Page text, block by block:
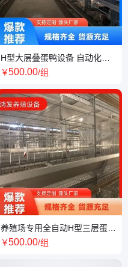
H型大层叠蛋鸭设备 自动化养
鸡一万只笼养系统
￥500.00/组
养殖场专用全自动H型三层蛋鸡
笼带饮水食槽支持定制
￥500.00/组